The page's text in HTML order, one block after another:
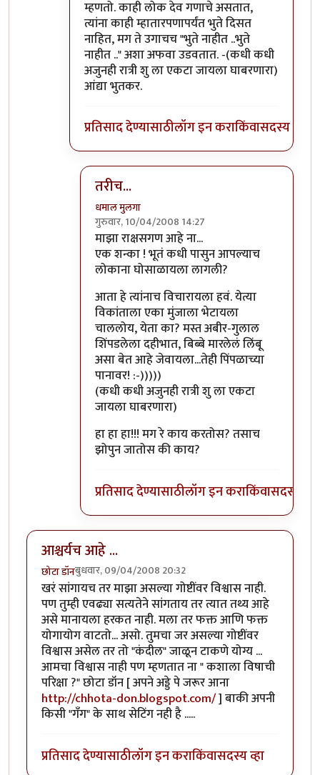
In reply toहा हा...byधमाल मुलगा
म्हणतो. काही लोक देव गणाचे असतात,
त्यांना काही म्हातारपणापर्यंत भुते दिसत
नाहित, मग ते उगाचच "भुते नाहीत ..भुते
नाहीत .." अशा अफवा उडवतात. -(कधी कधी
अजुनही रात्री शु ला एकटा जायला घाबरणारा)
आंद्या भुतकर.
प्रतिसाद देण्यासाठीलॉग इन कराकिंवासदस्य व्हा
तरीच...
धमाल मुलगा
गुरुवार, 10/04/2008 14:27
In reply toअसेचbyआनंदयात्री
माझा राक्षसगण आहे ना...
एक शन्का ! भूतं कधी पासुन आपल्याच
लोकाना घोसाळायला लागली?
आता हे त्यांनाच विचारायला हवं. येत्या
विकांताला एका मुंजाला भेटायला
चाललोय, येता का? मस्त अबीर-गुलाल
शिंपडलेला दहीभात, बिब्बे मारलेलं लिंबू
असा बेत आहे जेवायला...तेही पिंपळाच्या
पानावर! :-)))))
(कधी कधी अजुनही रात्री शु ला एकटा
जायला घाबरणारा)
हा हा हा!!! मग रे काय करतोस? तसाच
झोपुन जातोस की काय?
प्रतिसाद देण्यासाठीलॉग इन कराकिंवासदस्य व्हा
आश्चर्यच आहे ...
छोटा डॉनबुधवार, 09/04/2008 20:32
खरं सांगायच तर माझा असल्या गोष्टींवर विश्वास नाही.
पण तुम्ही एवढ्या सत्यतेने सांगताय तर त्यात तथ्य आहे
असे मानायला हरकत नाही. मला तर फक्त आणि फक्त
योगायोग वाटतो... असो. तुमचा जर असल्या गोष्टींवर
विश्वास असेल तर तो "कंदील" जाळून टाकणे योग्य ...
आमचा विश्वास नाही पण म्हणतात ना " कशाला विषाची
परिक्षा ?" छोटा डॉन [ अपने अड्डे पे जरूर आना
http://chhota-don.blogspot.com/] बाकी अपनी
किसी "गँग" के साथ सेटिंग नही है .....
प्रतिसाद देण्यासाठीलॉग इन कराकिंवासदस्य व्हा